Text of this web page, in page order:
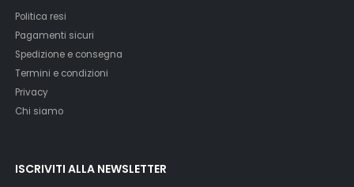
Politica resi
Pagamenti sicuri
Spedizione e consegna
Termini e condizioni
Privacy
Chi siamo
ISCRIVITI ALLA NEWSLETTER